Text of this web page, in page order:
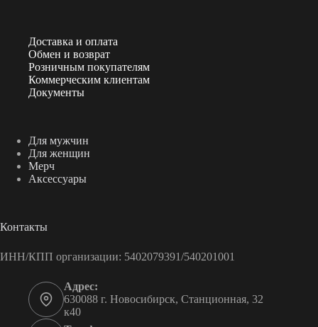
Доставка и оплата
Обмен и возврат
Розничным покупателям
Коммерческим клиентам
Документы
Для мужчин
Для женщин
Мерч
Аксессуары
Контакты
ИНН/КПП организации: 5402079391/540201001
Адрес:
630088 г. Новосибирск, Станционная, 32
к40